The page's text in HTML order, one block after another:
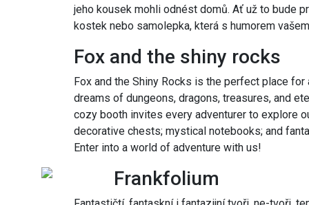
jeho kousek mohli odnést domů. Ať už to bude
kostek nebo samolepka, která s humorem
Fox and the shiny rocks
Fox and the Shiny Rocks is the perfect place for
dreams of dungeons, dragons, treasures, and
cozy booth invites every adventurer to explore
decorative chests; mystical notebooks; and
Enter into a world of adventure with us!
Frankfolium